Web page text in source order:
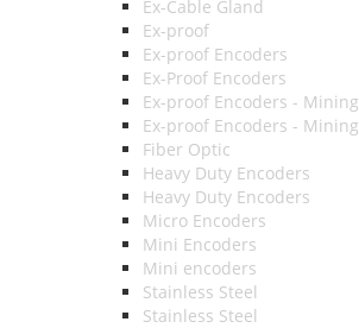
Ex-Cable Gland
Ex-proof
Ex-proof Encoders
Ex-Proof Encoders
Ex-proof Encoders - Mining
Ex-proof Encoders - Mining
Fiber Optic
Heavy Duty Encoders
Heavy Duty Encoders
Micro Encoders
Mini Encoders
Mini encoders
Stainless Steel
Stainless Steel